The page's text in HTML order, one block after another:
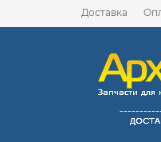
Доставка